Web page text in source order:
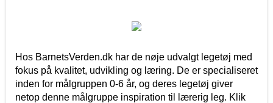
Hos BarnetsVerden.dk har de nøje udvalgt legetøj med
fokus på kvalitet, udvikling og læring. De er specialiseret
inden for målgruppen 0-6 år, og deres legetøj giver
netop denne målgruppe inspiration til lærerig leg. Klik